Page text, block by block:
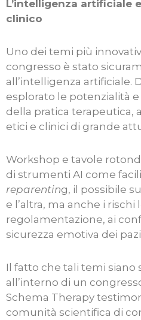
L’intelligenza artificiale
clinico
Uno dei temi più
congresso è stato
all’intelligenza artificiale.
esplorato le potenzialità e
della pratica terapeutica,
etici e clinici di grande
Workshop e tavole
di strumenti AI come
reparenting, il possibile
e l’altra, ma anche i rischi
regolamentazione, ai
sicurezza emotiva dei
Il fatto che tali temi siano
all’interno di un
Schema Therapy
comunità scientifica di